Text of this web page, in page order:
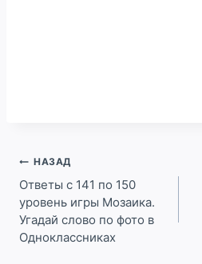
Навигация
по
записям
НАЗАД
Ответы с 141 по 150
уровень игры Мозаика.
Угадай слово по фото в
Одноклассниках